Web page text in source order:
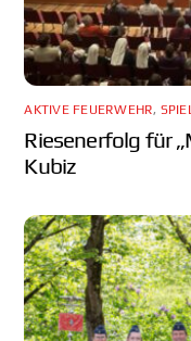
AKTIVE FEUERWEHR,
Riesenerfolg für
Kubiz